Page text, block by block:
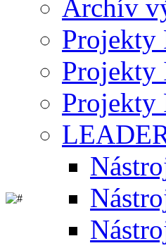
Archív
Projekty
Projekty
Projekty